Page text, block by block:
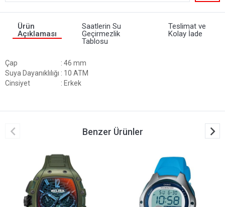
Ürün
Açıklaması
Saatlerin Su
Geçirmezlik
Tablosu
Teslimat ve
Kolay İade
Çap
: 46 mm
Suya Dayanıklılığı : 10 ATM
Cinsiyet
: Erkek
Benzer Ürünler